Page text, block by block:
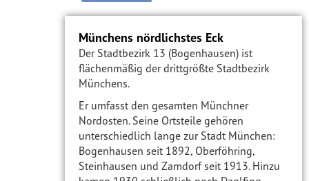
Münchens nördlichstes Eck
Der Stadtbezirk 13 (Bogenhausen) ist
flächenmäßig der drittgrößte Stadtbezirk
Münchens.
Er umfasst den gesamten Münchner
Nordosten. Seine Ortsteile gehören
unterschiedlich lange zur Stadt München:
Bogenhausen seit 1892, Oberföhring,
Steinhausen und Zamdorf seit 1913. Hinzu